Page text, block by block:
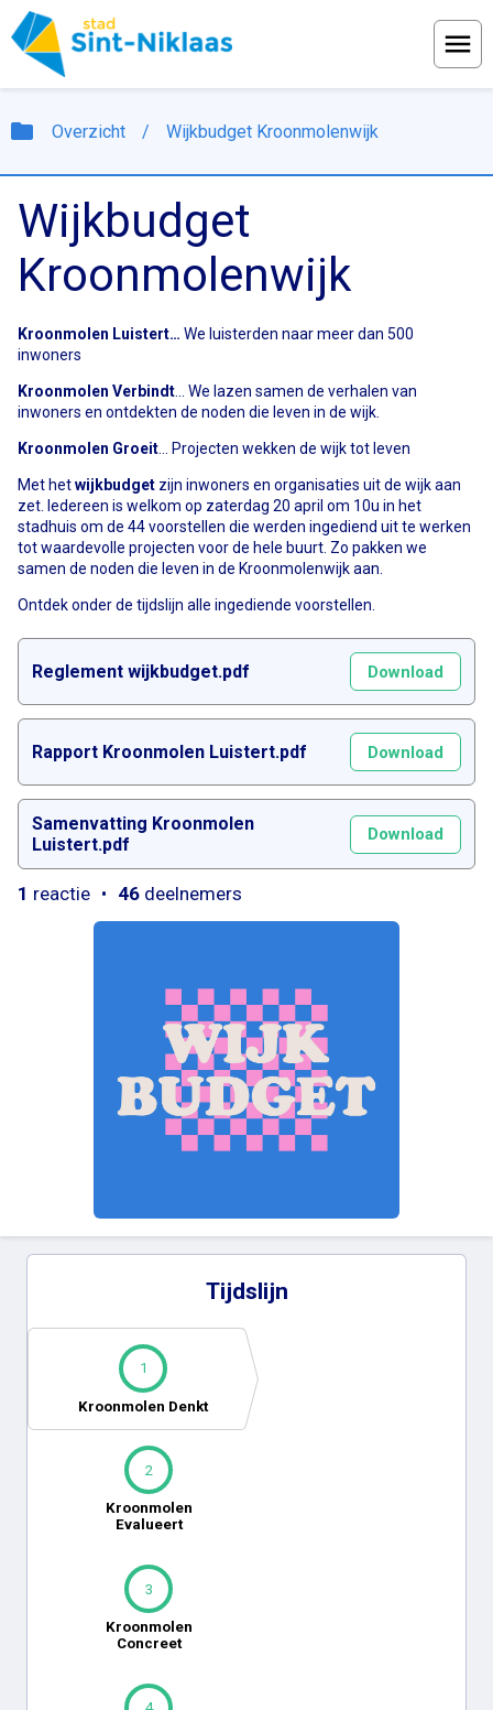
folder Overzicht / Wijkbudget Kroonmolenwijk
Wijkbudget
Kroonmolenwijk
Kroonmolen Luistert… We luisterden naar meer dan 500
inwoners
Kroonmolen Verbindt... We lazen samen de verhalen van
inwoners en ontdekten de noden die leven in de wijk.
Kroonmolen Groeit... Projecten wekken de wijk tot leven
Met hetwijkbudget zijn inwoners en organisaties uit de wijk aan
zet. Iedereen is welkom op zaterdag 20 april om 10u in het
stadhuis om de 44 voorstellen die werden ingediend uit te werken
tot waardevolle projecten voor de hele buurt. Zo pakken we
samen de noden die leven in de Kroonmolenwijk aan.
Ontdek onder de tijdslijn alle ingediende voorstellen.
Reglement wijkbudget.pdf Download
Rapport Kroonmolen Luistert.pdf Download
Samenvatting Kroonmolen
Luistert.pdf
Download
1 reactie 46 deelnemers
Tijdslijn
1
Kroonmolen Denkt
2
Kroonmolen
Evalueert
3
Kroonmolen
Concreet